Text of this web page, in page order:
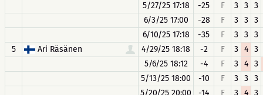
5/27/25 17:18
-25 F 3 3
3
6/3/25 17:00
-28 F 3 3
3
6/10/25 17:18
-35 F 3 3
3
5
Ari Räsänen 4/29/25 18:18 -2 F 3 4
3
5/6/25 18:12
-4 F 3 4
3
5/13/25 18:00
-10 F 3 3
3
5/20/25 20:00
-14 F 3 4 3